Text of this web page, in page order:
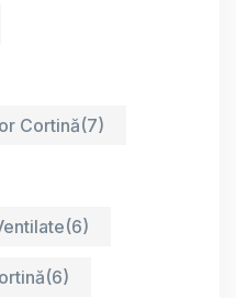
Cortină(7)
(6)
(6)